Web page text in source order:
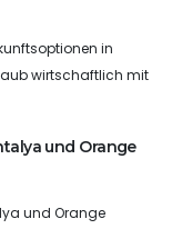
in
wirtschaftlich mit
und Orange
und Orange